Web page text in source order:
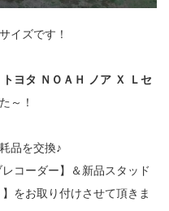
イズです！
トヨタ ＮＯＡＨ ノア Ｘ Ｌセ
～！
品を交換♪
コーダー】＆新品スタッド
をお取り付けさせて頂きま